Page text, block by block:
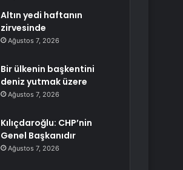
Altın yedi haftanın
zirvesinde
Ağustos 7, 2026
Bir ülkenin başkentini
deniz yutmak üzere
Ağustos 7, 2026
Kılıçdaroğlu: CHP’nin
Genel Başkanıdır
Ağustos 7, 2026